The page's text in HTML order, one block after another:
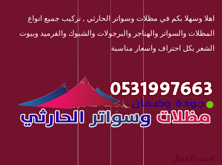
اهلا وسهلا بكم في مظلات وسواتر الحارثي , تركيب جميع انواع
المظلات والسواتر والهناجر والبرجولات والشبوك والقرميد وبيوت
الشعر بكل احتراف واسعار مناسبة